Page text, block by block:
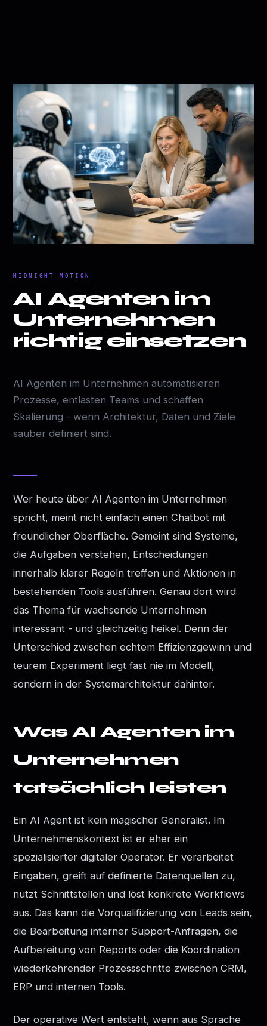
MIDNIGHT MOTION
AI Agenten im
Unternehmen
richtig einsetzen
AI Agenten im Unternehmen automatisieren
Prozesse, entlasten Teams und schaffen
Skalierung - wenn Architektur, Daten und Ziele
sauber definiert sind.
Wer heute über AI Agenten im Unternehmen
spricht, meint nicht einfach einen Chatbot mit
freundlicher Oberfläche. Gemeint sind Systeme,
die Aufgaben verstehen, Entscheidungen
innerhalb klarer Regeln treffen und Aktionen in
bestehenden Tools ausführen. Genau dort wird
das Thema für wachsende Unternehmen
interessant - und gleichzeitig heikel. Denn der
Unterschied zwischen echtem Effizienzgewinn und
teurem Experiment liegt fast nie im Modell,
sondern in der Systemarchitektur dahinter.
Was AI Agenten im
Unternehmen
tatsächlich leisten
Ein AI Agent ist kein magischer Generalist. Im
Unternehmenskontext ist er eher ein
spezialisierter digitaler Operator. Er verarbeitet
Eingaben, greift auf definierte Datenquellen zu,
nutzt Schnittstellen und löst konkrete Workflows
aus. Das kann die Vorqualifizierung von Leads sein,
die Bearbeitung interner Support-Anfragen, die
Aufbereitung von Reports oder die Koordination
wiederkehrender Prozessschritte zwischen CRM,
ERP und internen Tools.
Der operative Wert entsteht, wenn aus Sprache